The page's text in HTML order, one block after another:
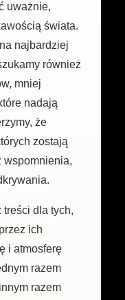
uważnie,
świata.
najbardziej
również
mniej
nadają
że
zostają
wspomnienia,
dla tych,
ich
i atmosferę
razem
razem